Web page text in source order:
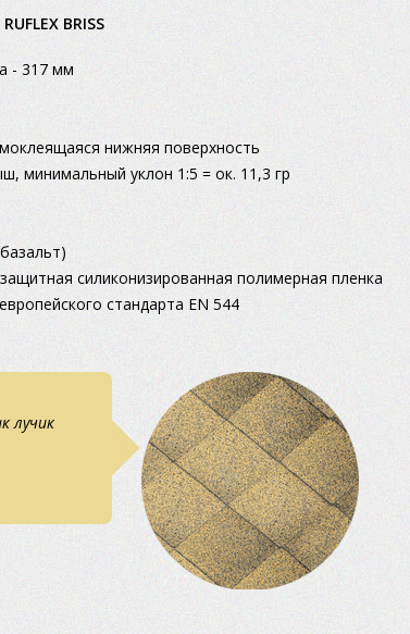
BRISS
- 317 мм
нижняя поверхность
минимальный уклон 1:5 = ок. 11,3 гр
силиконизированная полимерная пленка
стандарта EN 544
лучик